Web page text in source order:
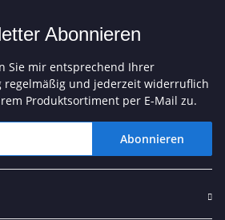
Abonnieren
Sie mir entsprechend Ihrer
regelmäßig und jederzeit widerruflich
Produktsortiment per E-Mail zu.
Abonnieren